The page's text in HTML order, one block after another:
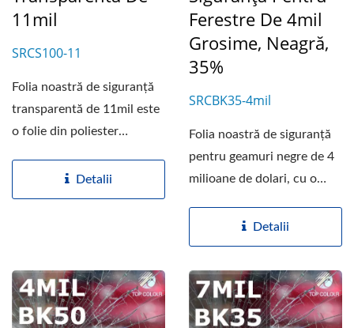
11mil
SRCS100-11
Folia noastră de siguranță
transparentă de 11mil este
o folie din poliester
Detalii
Ferestre De 4mil
Grosime, Neagră,
35%
SRCBK35-4mil
Folia noastră de siguranță
pentru geamuri negre de 4
milioane de dolari, cu o
Detalii